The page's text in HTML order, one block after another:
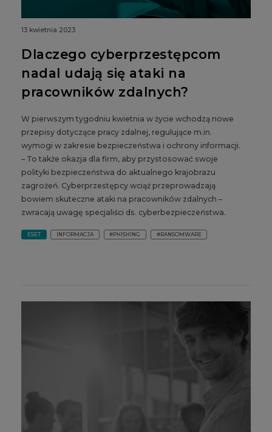
13 kwietnia 2023
Dlaczego cyberprzestępcom
nadal udają się ataki na
pracowników zdalnych?
W pierwszym tygodniu kwietnia w życie wchodzą nowe
przepisy dotyczące pracy zdalnej, regulujące m.in.
wymogi w zakresie bezpieczeństwa i ochrony informacji.
– To także okazja dla firm, aby przystosować swoje
polityki bezpieczeństwa do aktualnego krajobrazu
zagrożeń. Cyberprzestępcy wciąż przeprowadzają
bowiem skuteczne ataki na pracowników zdalnych –
zwracają uwagę specjaliści ds. cyberbezpieczeństwa.
ESET INFORMACJA #PHISHING #RANSOMWARE